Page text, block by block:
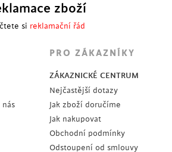
zboží
si reklamační řád
nás
PRO ZÁKAZNÍKY
ZÁKAZNICKÉ CENTRUM
Nejčastější dotazy
Jak zboží doručíme
Jak nakupovat
Obchodní podmínky
Odstoupení od smlouvy